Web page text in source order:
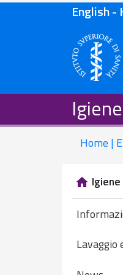
English -
Home |
Lavaggio